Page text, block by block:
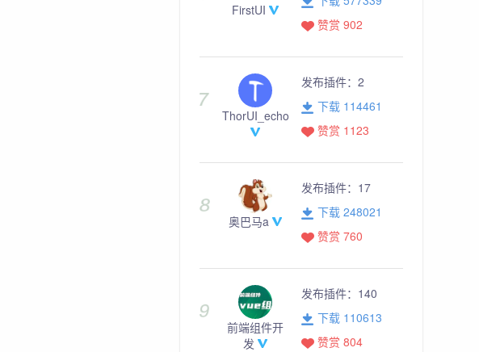
FirstUI
赞赏 902
ThorUI_echo
发布插件： 2
下载 114461
赞赏 1123
奥巴马a
发布插件： 17
下载 248021
赞赏 760
前端组件开
发
发布插件： 140
下载 110613
赞赏 804